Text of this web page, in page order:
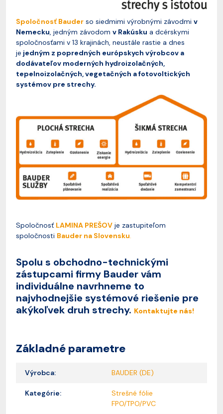
Spoločnosť Bauder so siedmimi výrobnými závodmi v
Nemecku, jedným závodom v Rakúsku a dcérskymi
spoločnosťami v 13 krajinách, neustále rastie a dnes
je jedným z popredných európskych výrobcov a
dodávateľov moderných hydroizolačných,
tepelnoizolačných, vegetačných a fotovoltických
systémov pre strechy.
Spoločnosť LAMINA PREŠOV je zastupiteľom
spoločnosti Bauder na Slovensku.
Spolu s obchodno-technickými
zástupcami firmy Bauder vám
individuálne navrhneme to
najvhodnejšie systémové riešenie pre
akýkoľvek druh strechy. Kontaktujte nás!
Základné parametre
Výrobca: BAUDER (DE)
Kategórie:
Strešné fólie
FPO/TPO/PVC